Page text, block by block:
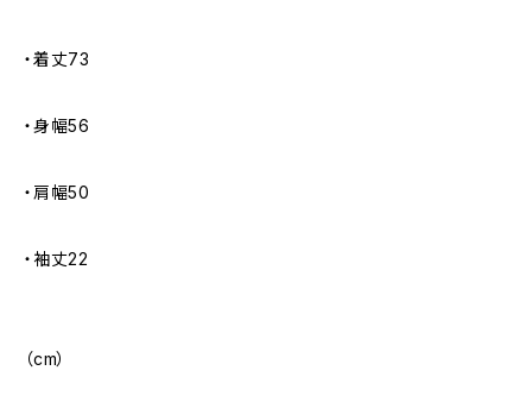
・着丈73
・身幅56
・肩幅50
・袖丈22
（cm）